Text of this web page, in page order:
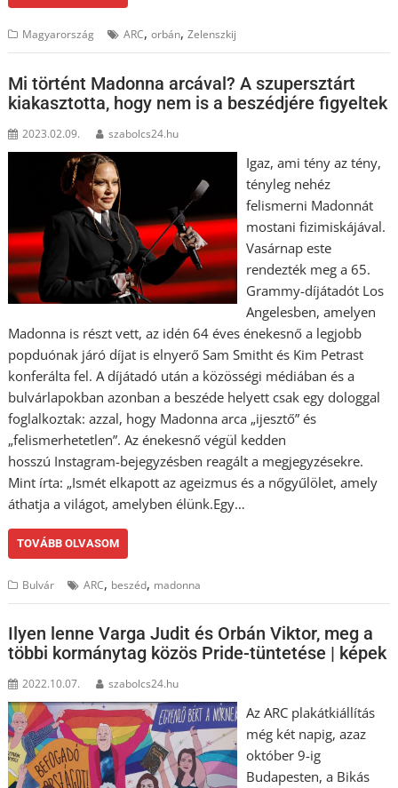
Magyarország ARC,orbán,Zelenszkij
Mi történt Madonna arcával? A szupersztárt
kiakasztotta, hogy nem is a beszédjére figyeltek
2023.02.09. szabolcs24.hu
Igaz, ami tény az tény,
tényleg nehéz
felismerni Madonnát
mostani fizimiskájával.
Vasárnap este
rendezték meg a 65.
Grammy-díjátadót Los
Angelesben, amelyen
Madonna is részt vett, az idén 64 éves énekesnő a legjobb
popduónak járó díjat is elnyerő Sam Smitht és Kim Petrast
konferálta fel. A díjátadó után a közösségi médiában és a
bulvárlapokban azonban a beszéde helyett csak egy dologgal
foglalkoztak: azzal, hogy Madonna arca „ijesztő” és
„felismerhetetlen”. Az énekesnő végül kedden
hosszú Instagram-bejegyzésben reagált a megjegyzésekre.
Mint írta: „Ismét elkapott az ageizmus és a nőgyűlölet, amely
áthatja a világot, amelyben élünk.Egy…
TOVÁBB OLVASOM
Bulvár ARC, beszéd, madonna
Ilyen lenne Varga Judit és Orbán Viktor, meg a
többi kormánytag közös Pride-tüntetése | képek
2022.10.07. szabolcs24.hu
Az ARC plakátkiállítás
még két napig, azaz
október 9-ig
Budapesten, a Bikás